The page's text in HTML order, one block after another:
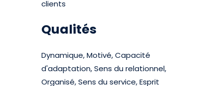
clients
Qualités
Dynamique, Motivé, Capacité
d'adaptation, Sens du relationnel,
Organisé, Sens du service, Esprit